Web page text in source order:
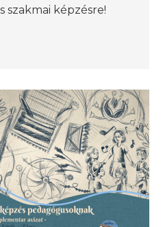
szakmai képzésre!